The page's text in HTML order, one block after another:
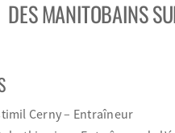
DES MANITOBAINS
Cerny – Entraîneur